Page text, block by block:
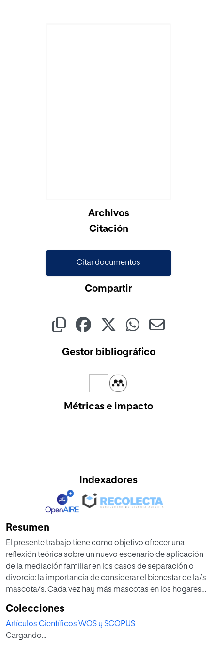
Archivos
Citación
Citar documentos
Compartir
Gestor bibliográfico
Métricas e impacto
Indexadores
Resumen
El presente trabajo tiene como objetivo ofrecer una
reflexión teórica sobre un nuevo escenario de aplicación
de la mediación familiar en los casos de separación o
divorcio: la importancia de considerar el bienestar de la/s
mascota/s. Cada vez hay más mascotas en los hogares
cuestión de la custodia de los animales domésticos, en
casos de separación o ruptura de las relaciones
personales entre sus custodios/as o cuidadores/as, que
Colecciones
Artículos Científicos WOS y SCOPUS
Cargando...